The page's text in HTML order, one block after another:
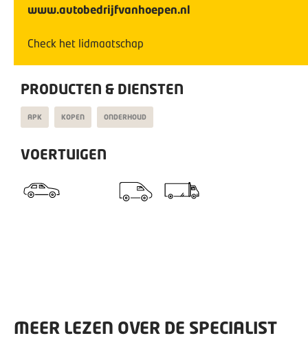
www.autobedrijfvanhoepen.nl
Check het lidmaatschap
PRODUCTEN & DIENSTEN
APK KOPEN ONDERHOUD
VOERTUIGEN
MEER LEZEN OVER DE SPECIALIST